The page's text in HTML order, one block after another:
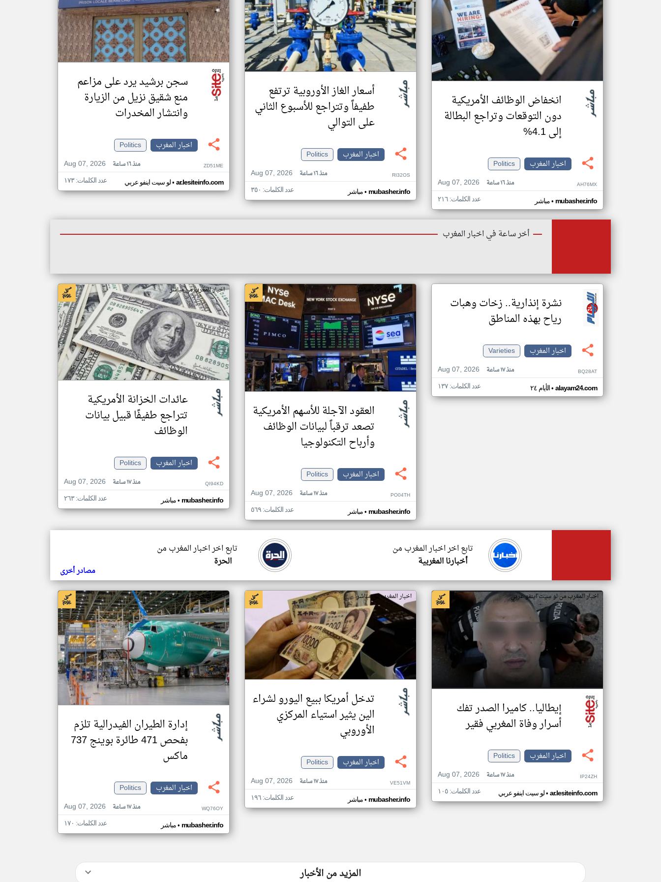
انخفاض الوظائف الأمريكية
دون التوقعات وتراجع البطالة
إلى 4.1%
اخبار المغرب
Politics
Aug 07, 2026
منذ ١٦ ساعة AH76MX
مباشر• mubasher.info عدد الكلمات: ٢١٦
أسعار الغاز الأوروبية ترتفع
طفيفاً وتتراجع للأسبوع الثاني
على التوالي
اخبار المغرب
Politics
Aug 07, 2026
منذ ١٦ ساعة RI32OS
مباشر• mubasher.info عدد الكلمات: ٣٥٠
سجن برشيد يرد على مزاعم
منع شقيق نزيل من الزيارة
وانتشار المخدرات
اخبار المغرب
Politics
Aug 07, 2026
منذ ١٦ ساعة ZD51ME
لو سيت اينفو عربي• ar.lesiteinfo.com عدد الكلمات: ١٧٣
أخر ساعة في اخبار المغرب
نشرة إنذارية.. زخات وهبات
رياح بهذه المناطق
اخبار المغرب
Varieties
Aug 07, 2026
منذ ١٧ ساعة BQ28AT
الأيام ٢٤• alayam24.com عدد الكلمات: ١٣٧
اخبار المغرب من مباشر
العقود الآجلة للأسهم الأمريكية
تصعد ترقباً لبيانات الوظائف
وأرباح التكنولوجيا
اخبار المغرب
Politics
Aug 07, 2026
منذ ١٧ ساعة PO04TH
مباشر• mubasher.info عدد الكلمات: ٥٦٩
اخبار المغرب من مباشر
عائدات الخزانة الأمريكية
تتراجع طفيفًا قبيل بيانات
الوظائف
اخبار المغرب
Politics
Aug 07, 2026
منذ ١٧ ساعة QI94KD
مباشر• mubasher.info عدد الكلمات: ٢٦٣
تابع اخر اخبار المغرب من
الحرة
تابع اخر اخبار المغرب من
أخبارنا المغربية
مصادر أخرى
اخبار المغرب من لو سيت اينفو عربي
إيطاليا.. كاميرا الصدر تفك
أسرار وفاة المغربي فقير
اخبار المغرب
Politics
Aug 07, 2026
منذ ١٧ ساعة IP24ZH
لو سيت اينفو عربي• ar.lesiteinfo.com عدد الكلمات: ١٠٥
اخبار المغرب من مباشر
تدخل أمريكا ببيع اليورو لشراء
الين يثير استياء المركزي
الأوروبي
اخبار المغرب
Politics
Aug 07, 2026
منذ ١٧ ساعة VE51VM
مباشر• mubasher.info عدد الكلمات: ١٩٦
اخبار المغرب من مباشر
إدارة الطيران الفيدرالية تلزم
بفحص 471 طائرة بوينج 737
ماكس
اخبار المغرب
Politics
Aug 07, 2026
منذ ١٧ ساعة WQ76OY
مباشر• mubasher.info عدد الكلمات: ١٧٠
المزيد من الأخبار